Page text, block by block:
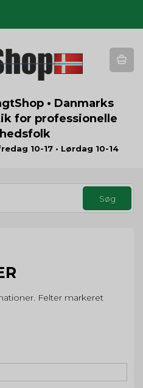
• Danmarks
for professionelle
10-17 • Lørdag 10-14
Felter markeret